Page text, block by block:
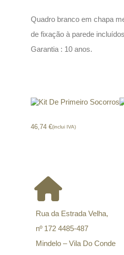
Quadro branco em chapa
de fixação à parede
Garantia : 10 anos.
46,74 €(inclui IVA)
Rua da Estrada Velha,
nº 172 4485-487
Mindelo – Vila Do Conde